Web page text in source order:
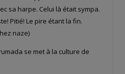
sa harpe. Celui là était sympa.
Pitié! Le pire étant la fin.
naze)
se met à la culture de